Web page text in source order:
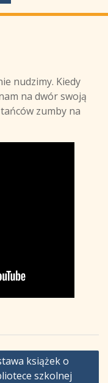
nudzimy. Kiedy
na dwór swoją
zumby na
książek o
szkolnej